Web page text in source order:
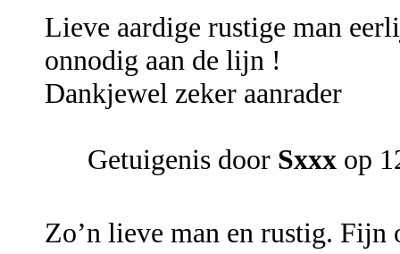
Lieve aardige rustige man
onnodig aan de lijn !
Dankjewel zeker aanrader
Getuigenis door Sxxx op
Zo’n lieve man en rustig. Fijn